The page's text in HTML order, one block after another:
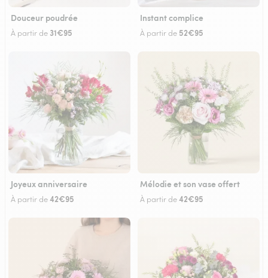
Douceur poudrée
À partir de 31€95
Instant complice
À partir de 52€95
Joyeux anniversaire
À partir de42€95
Mélodie et son vase offert
À partir de42€95